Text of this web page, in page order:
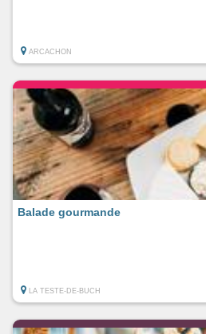
ARCACHON
Balade gourmande
LA TESTE-DE-BUCH